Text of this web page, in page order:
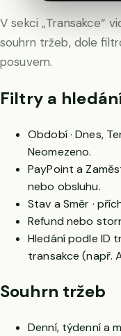
V sekci „Transakce“
souhrn tržeb, dole
posuvem.
Filtry a
Období · Dnes,
Neomezeno.
PayPoint a
nebo obsluhu.
Stav a Směr ·
Refund nebo
Hledání podle ID
transakce (např.
Souhrn tržeb
Denní, týdenní a